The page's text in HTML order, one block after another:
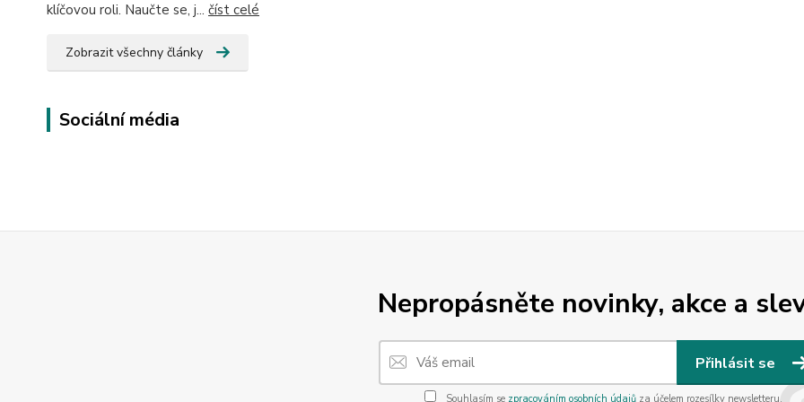
klíčovou roli. Naučte se, j... číst celé
Zobrazit všechny články
Sociální média
Nepropásněte novinky, akce a
Přihlásit se
Souhlasím se zpracováním osobních údajůza účelem rozesílky newsletteru.